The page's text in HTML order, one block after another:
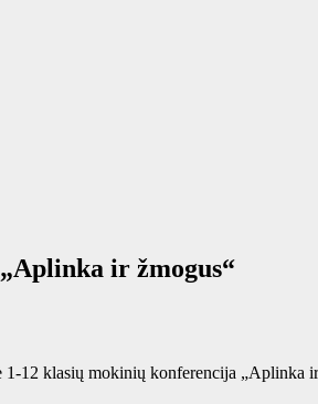
ir žmogus“
klasių mokinių konferencija „Aplinka